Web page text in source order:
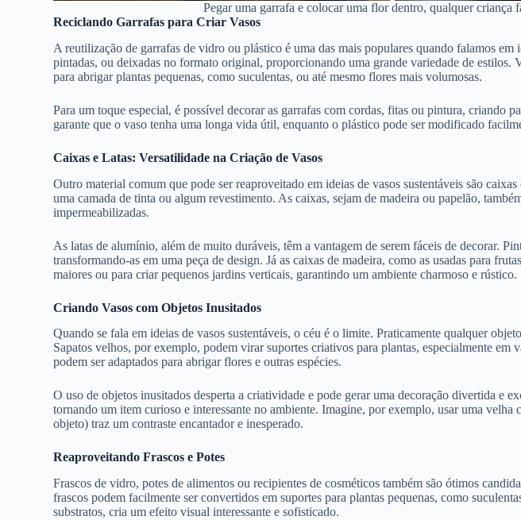
Pegar uma garrafa e colocar uma flor dentro, qualquer
Reciclando Garrafas para Criar Vasos
A reutilização de garrafas de vidro ou plástico é uma das mais populares quando falamos
pintadas, ou deixadas no formato original, proporcionando uma grande variedade de estilos.
para abrigar plantas pequenas, como suculentas, ou até mesmo flores mais volumosas.
Para um toque especial, é possível decorar as garrafas com cordas, fitas ou pintura, criando
garante que o vaso tenha uma longa vida útil, enquanto o plástico pode ser modificado
Caixas e Latas: Versatilidade na Criação de Vasos
Outro material comum que pode ser reaproveitado em ideias de vasos sustentáveis são
uma camada de tinta ou algum revestimento. As caixas, sejam de madeira ou papelão,
impermeabilizadas.
As latas de alumínio, além de muito duráveis, têm a vantagem de serem fáceis de decorar.
transformando-as em uma peça de design. Já as caixas de madeira, como as usadas para
maiores ou para criar pequenos jardins verticais, garantindo um ambiente charmoso e rústico.
Criando Vasos com Objetos Inusitados
Quando se fala em ideias de vasos sustentáveis, o céu é o limite. Praticamente qualquer
Sapatos velhos, por exemplo, podem virar suportes criativos para plantas, especialmente
podem ser adaptados para abrigar flores e outras espécies.
O uso de objetos inusitados desperta a criatividade e pode gerar uma decoração divertida e
tornando um item curioso e interessante no ambiente. Imagine, por exemplo, usar uma
objeto) traz um contraste encantador e inesperado.
Reaproveitando Frascos e Potes
Frascos de vidro, potes de alimentos ou recipientes de cosméticos também são ótimos
frascos podem facilmente ser convertidos em suportes para plantas pequenas, como
substratos, cria um efeito visual interessante e sofisticado.